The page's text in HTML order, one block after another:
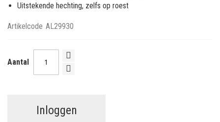
Uitstekende hechting, zelfs op roest
Artikelcode AL29930
Aantal
Inloggen